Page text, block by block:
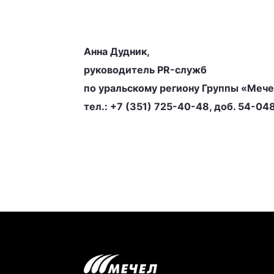
Анна Дудник,
руководитель PR-служб
по уральскому региону Группы
тел.: +7 (351) 725-40-48, доб. 54-